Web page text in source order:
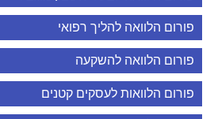
פורום הלוואה להליך רפואי
פורום הלוואה להשקעה
פורום הלוואות לעסקים קטנים